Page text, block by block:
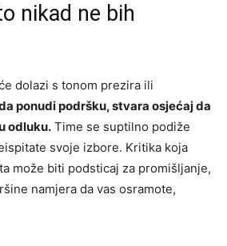
nikad ne bih
dolazi s tonom prezira ili
ponudi podršku, stvara osjećaj da
odluku. Time se suptilno podiže
svoje izbore. Kritika koja
može biti podsticaj za promišljanje,
namjera da vas osramote,